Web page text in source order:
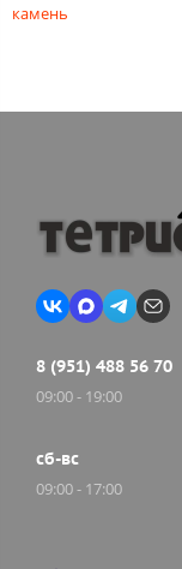
камень
8 (951) 488 56 70
09:00 - 19:00
сб-вс
09:00 - 17:00